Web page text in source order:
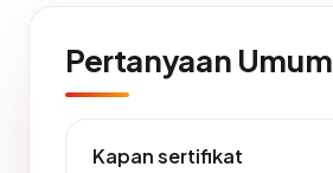
Pertanyaan Umum
Kapan sertifikat